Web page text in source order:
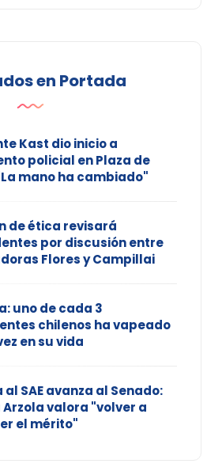
en Portada
Kast dio inicio a
policial en Plaza de
mano ha cambiado"
de ética revisará
por discusión entre
Flores y Campillai
uno de cada 3
chilenos ha vapeado
en su vida
SAE avanza al Senado:
valora "volver a
el mérito"